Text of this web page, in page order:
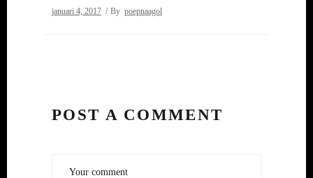
januari 4, 2017 By poepnaagol
POST A COMMENT